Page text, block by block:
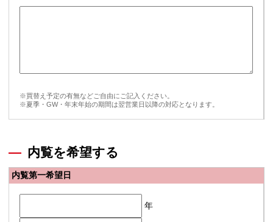
※買替え予定の有無などご自由にご記入ください。
※夏季・GW・年末年始の期間は翌営業日以降の対応となります。
内覧を希望する
内覧第一希望日
年